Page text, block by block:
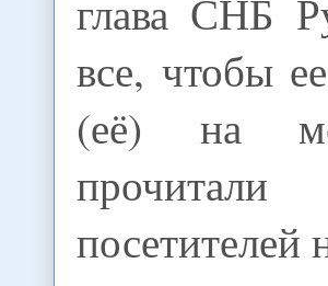
глава СНБ
все, чтобы
(её) на
посетителей